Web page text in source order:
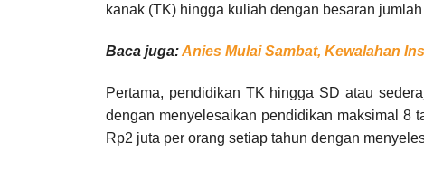
kanak (TK) hingga kuliah dengan besaran
Baca juga:Anies Mulai Sambat, Kewalahan
Pertama, pendidikan TK hingga SD atau
dengan menyelesaikan pendidikan maksimal 8
Rp2 juta per orang setiap tahun dengan